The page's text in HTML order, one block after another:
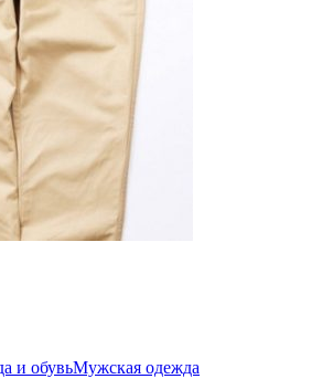
и обувьМужская одежда